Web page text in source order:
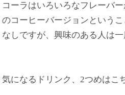
コーラはいろいろなフレーバ
のコーヒーバージョンという
なしですが、興味のある人は一
気になるドリンク、2つめはこ